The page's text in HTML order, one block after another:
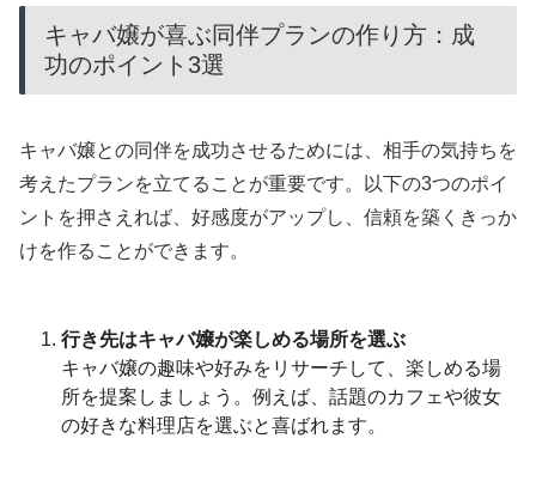
キャバ嬢が喜ぶ同伴プランの作り方：成
功のポイント3選
キャバ嬢との同伴を成功させるためには、相手の気持ちを
考えたプランを立てることが重要です。以下の3つのポイ
ントを押さえれば、好感度がアップし、信頼を築くきっか
けを作ることができます。
行き先はキャバ嬢が楽しめる場所を選ぶ
キャバ嬢の趣味や好みをリサーチして、楽しめる場
所を提案しましょう。例えば、話題のカフェや彼女
の好きな料理店を選ぶと喜ばれます。